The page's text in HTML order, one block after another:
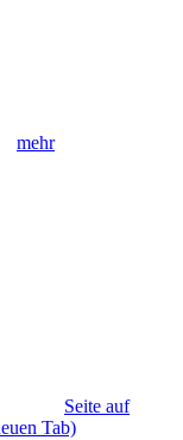
mehr
Seite auf
Tab)